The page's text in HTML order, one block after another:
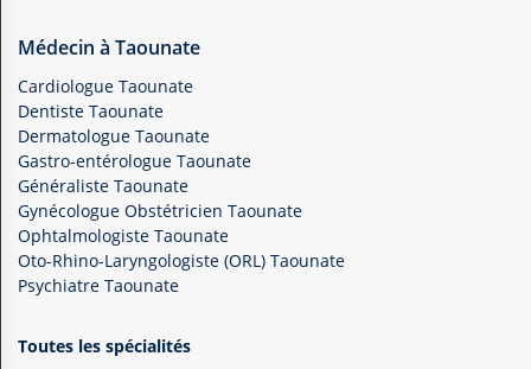
Médecin à Taounate
Cardiologue Taounate
Dentiste Taounate
Dermatologue Taounate
Gastro-entérologue Taounate
Généraliste Taounate
Gynécologue Obstétricien Taounate
Ophtalmologiste Taounate
Oto-Rhino-Laryngologiste (ORL) Taounate
Psychiatre Taounate
Toutes les spécialités